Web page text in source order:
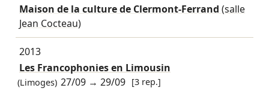
Maison de la culture de Clermont-Ferrand (salle
Jean Cocteau)
2013
Les Francophonies en Limousin
(Limoges) 27/09 →29/09 [3 rep.]